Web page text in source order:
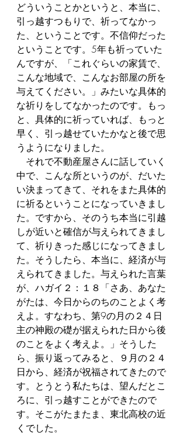
どういうことかというと、本当に、
引っ越すつもりで、祈ってなかっ
た、ということです。不信仰だった
ということです。5年も祈っていた
んですが、「これぐらいの家賃で、
こんな地域で、こんなお部屋の所を
与えてください。」みたいな具体的
な祈りをしてなかったのです。もっ
と、具体的に祈っていれば、もっと
早く、引っ越せていたかなと後で思
うようになりました。
それで不動産屋さんに話していく
中で、こんな所というのが、だいた
い決まってきて、それをまた具体的
に祈るということになっていきまし
た。ですから、そのうち本当に引越
しが近いと確信が与えられてきまし
て、祈りきった感じになってきまし
た。そうしたら、本当に、経済が与
えられてきました。与えられた言葉
が、ハガイ２：１８「さあ、あなた
がたは、今日からのちのことよく考
えよ。すなわち、第9の月の２４日
主の神殿の礎が据えられた日から後
のことをよく考えよ。」そうした
ら、振り返ってみると、９月の２４
日から、経済が祝福されてきたので
す。とうとう私たちは、望んだとこ
ろに、引っ越すことができたので
す。そこがたまたま、東北高校の近
くでした。